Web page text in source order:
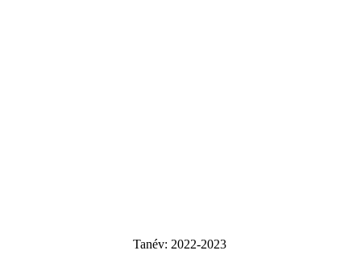
Tanév: 2022-2023